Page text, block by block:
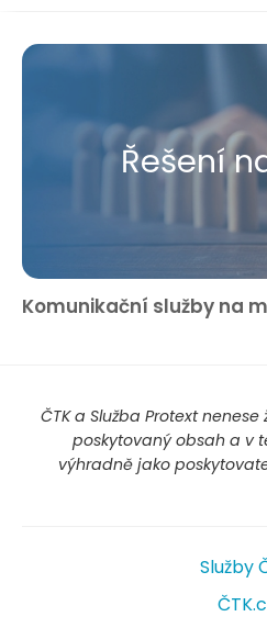
Řešení
Komunikační služby na
ČTK a Služba Protext
poskytovaný obsah a v
výhradně jako
Služby